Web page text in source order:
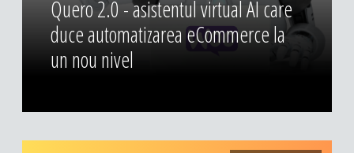
Quero 2.0 - asistentul virtual AI care
duce automatizarea eCommerce la
un nou nivel